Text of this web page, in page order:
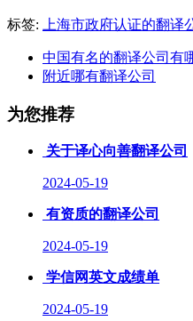
标签: 上海市政府认证的翻译
中国有名的翻译公司有
附近哪有翻译公司
为您推荐
关于译心向善翻译公司
2024-05-19
有资质的翻译公司
2024-05-19
学信网英文成绩单
2024-05-19